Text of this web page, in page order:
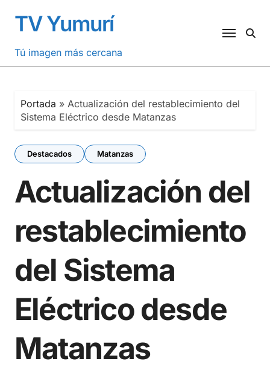
contenido
TV Yumurí
Tú imagen más cercana
Portada » Actualización del restablecimiento del
Sistema Eléctrico desde Matanzas
Destacados Matanzas
Actualización del
restablecimiento
del Sistema
Eléctrico desde
Matanzas